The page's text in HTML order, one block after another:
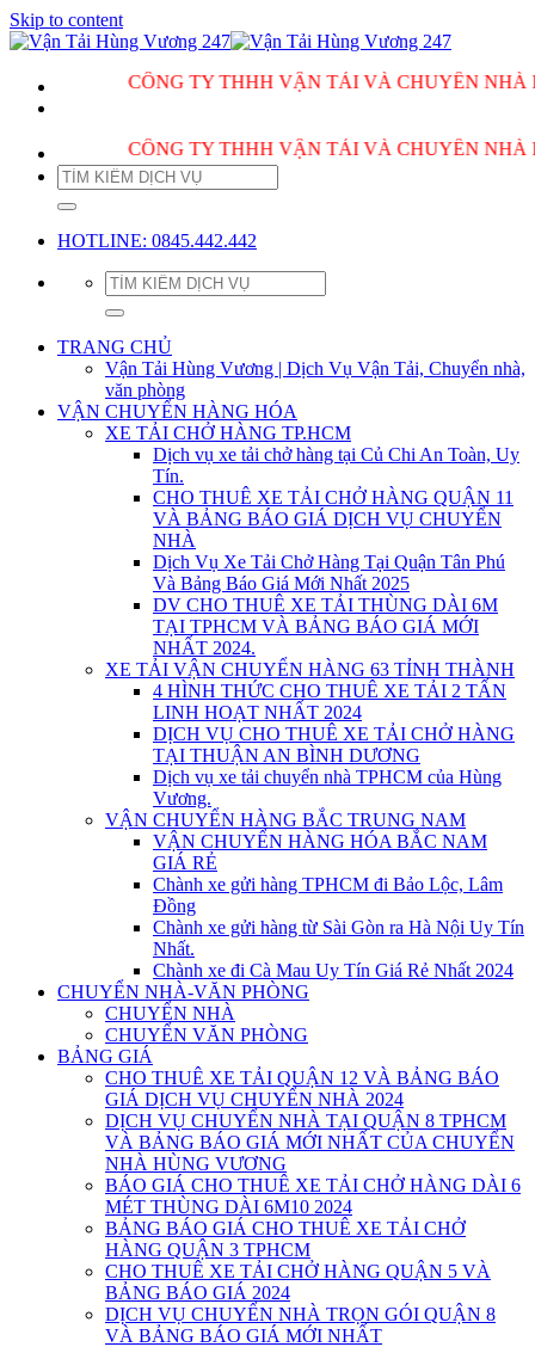
Skip to content
CÔNG TY THHH VẬN TẢI VÀ CHUYỂN NHÀ
CÔNG TY THHH VẬN TẢI VÀ CHUYỂN NHÀ
HOTLINE: 0845.442.442
TRANG CHỦ
Vận Tải Hùng Vương | Dịch Vụ Vận Tải, Chuyển nhà,
văn phòng
VẬN CHUYỂN HÀNG HÓA
XE TẢI CHỞ HÀNG TP.HCM
Dịch vụ xe tải chở hàng tại Củ Chi An Toàn, Uy
Tín.
CHO THUÊ XE TẢI CHỞ HÀNG QUẬN 11
VÀ BẢNG BÁO GIÁ DỊCH VỤ CHUYỂN
NHÀ
Dịch Vụ Xe Tải Chở Hàng Tại Quận Tân Phú
Và Bảng Báo Giá Mới Nhất 2025
DV CHO THUÊ XE TẢI THÙNG DÀI 6M
TẠI TPHCM VÀ BẢNG BÁO GIÁ MỚI
NHẤT 2024.
XE TẢI VẬN CHUYỂN HÀNG 63 TỈNH THÀNH
4 HÌNH THỨC CHO THUÊ XE TẢI 2 TẤN
LINH HOẠT NHẤT 2024
DỊCH VỤ CHO THUÊ XE TẢI CHỞ HÀNG
TẠI THUẬN AN BÌNH DƯƠNG
Dịch vụ xe tải chuyển nhà TPHCM của Hùng
Vương.
VẬN CHUYỂN HÀNG BẮC TRUNG NAM
VẬN CHUYỂN HÀNG HÓA BẮC NAM
GIÁ RẺ
Chành xe gửi hàng TPHCM đi Bảo Lộc, Lâm
Đồng
Chành xe gửi hàng từ Sài Gòn ra Hà Nội Uy Tín
Nhất.
Chành xe đi Cà Mau Uy Tín Giá Rẻ Nhất 2024
CHUYỂN NHÀ-VĂN PHÒNG
CHUYỂN NHÀ
CHUYỂN VĂN PHÒNG
BẢNG GIÁ
CHO THUÊ XE TẢI QUẬN 12 VÀ BẢNG BÁO
GIÁ DỊCH VỤ CHUYỂN NHÀ 2024
DỊCH VỤ CHUYỂN NHÀ TẠI QUẬN 8 TPHCM
VÀ BẢNG BÁO GIÁ MỚI NHẤT CỦA CHUYỂN
NHÀ HÙNG VƯƠNG
BÁO GIÁ CHO THUÊ XE TẢI CHỞ HÀNG DÀI 6
MÉT THÙNG DÀI 6M10 2024
BẢNG BÁO GIÁ CHO THUÊ XE TẢI CHỞ
HÀNG QUẬN 3 TPHCM
CHO THUÊ XE TẢI CHỞ HÀNG QUẬN 5 VÀ
BẢNG BÁO GIÁ 2024
DỊCH VỤ CHUYỂN NHÀ TRỌN GÓI QUẬN 8
VÀ BẢNG BÁO GIÁ MỚI NHẤT